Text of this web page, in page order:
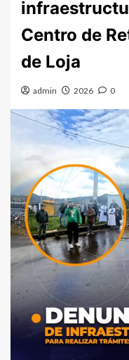
Centro de
de Loja
admin 2026 0